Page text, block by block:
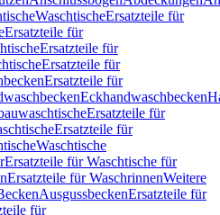
WaschtischeErsatzteile für
Ersatzteile für
Ersatzteile für
Ersatzteile für
Ersatzteile für
Eckhandwaschbecken
Ersatzteile für
Ersatzteile für
Waschtische
Ersatzteile für Waschtische für
Ersatzteile für WaschrinnenWeitere
AusgussbeckenErsatzteile für
für